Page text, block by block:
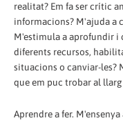
realitat? Em fa ser crític
informacions? M'ajuda a
M'estimula a aprofundir i
diferents recursos,
situacions o canviar-les?
que em puc trobar al llarg
Aprendre a fer.